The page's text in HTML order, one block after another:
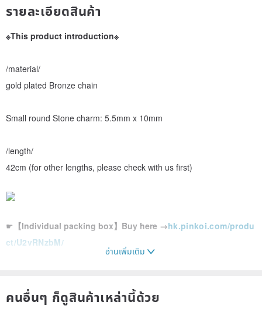
รายละเอียดสินค้า
※This product introduction※
/material/
gold plated Bronze chain
Small round Stone charm: 5.5mm x 10mm
/length/
42cm (for other lengths, please check with us first)
☛ 【Individual packing box】Buy here →hk.pinkoi.com/produ
ct/U2vRNzbM/
อ่านเพิ่มเติม
คนอื่นๆ ก็ดูสินค้าเหล่านี้ด้วย